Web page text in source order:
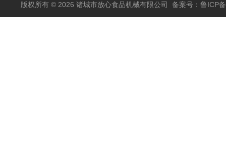
版权所有 © 2026 诸城市放心食品机械有限公司 备案号：鲁ICP